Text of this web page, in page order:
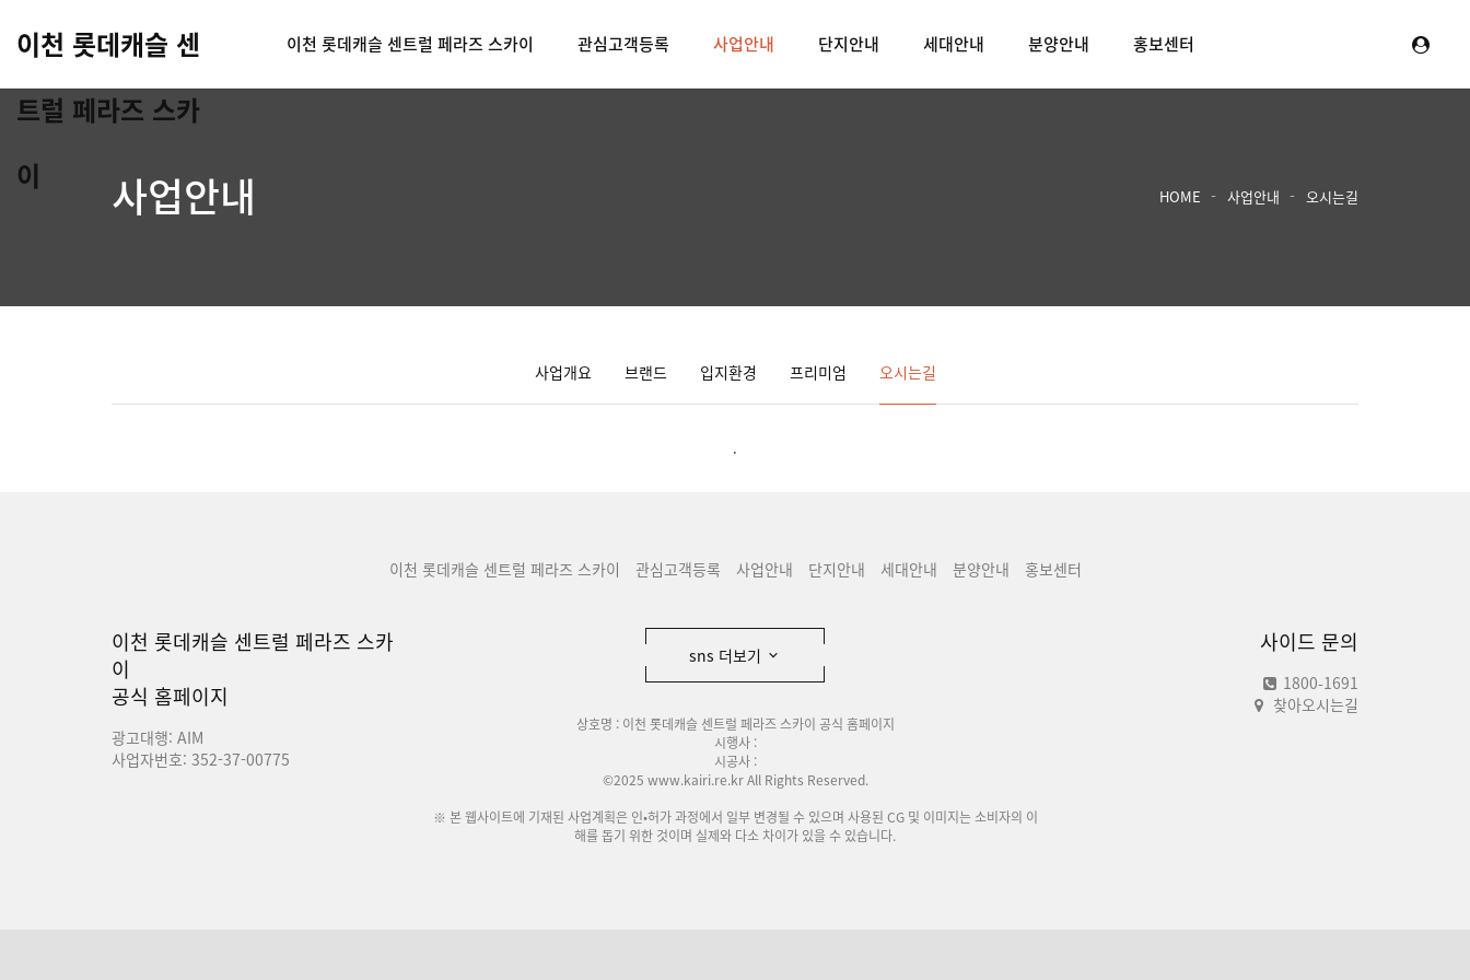
이천 롯데캐슬 센
트럴 페라즈 스카
이
이천 롯데캐슬 센트럴 페라즈 스카이 관심고객등록 사업안내 단지안내 세대안내 분양안내 홍보센터
사업안내 HOME 사업안내 오시는길
사업개요 브랜드 입지환경 프리미엄 오시는길
.
이천 롯데캐슬 센트럴 페라즈 스카이 관심고객등록 사업안내 단지안내 세대안내 분양안내 홍보센터
이천 롯데캐슬 센트럴 페라즈 스카
이
공식 홈페이지
광고대행: AIM
사업자번호: 352-37-00775
사이드 문의
1800-1691
찾아오시는길
sns 더보기
상호명 : 이천 롯데캐슬 센트럴 페라즈 스카이 공식 홈페이지
시행사 :
시공사 :
©2025 www.kairi.re.kr All Rights Reserved.
※ 본 웹사이트에 기재된 사업계획은 인•허가 과정에서 일부 변경될 수 있으며 사용된 CG 및 이미지는 소비자의 이
해를 돕기 위한 것이며 실제와 다소 차이가 있을 수 있습니다.